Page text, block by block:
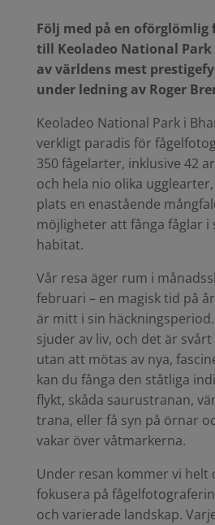
Följ med på en oförglömlig
till Keoladeo National
av världens mest
under ledning av Roger
Keoladeo National Park i
verkligt paradis för
350 fågelarter, inklusive 42
och hela nio olika
plats en enastående
möjligheter att fånga fåglar i
habitat.
Vår resa äger rum i
februari – en magisk tid på
är mitt i sin
sjuder av liv, och det är
utan att mötas av nya,
kan du fånga den ståtliga
flykt, skåda saurustranan,
trana, eller få syn på örnar
vakar över våtmarkerna.
Under resan kommer vi helt
fokusera på
och varierade landskap.